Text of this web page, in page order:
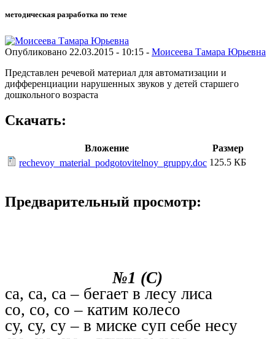
методическая разработка по теме
Опубликовано 22.03.2015 - 10:15 - Моисеева Тамара Юрьевна
Представлен речевой материал для автоматизации и
дифференциации нарушенных звуков у детей старшего
дошкольного возраста
Скачать:
Вложение
Размер
rechevoy_material_podgotovitelnoy_gruppy.doc 125.5 КБ
Предварительный просмотр:
№1 (С)
са, са, са – бегает в лесу лиса
со, со, со – катим колесо
су, су, су – в миске суп себе несу